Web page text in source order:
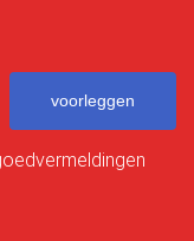
voorleggen